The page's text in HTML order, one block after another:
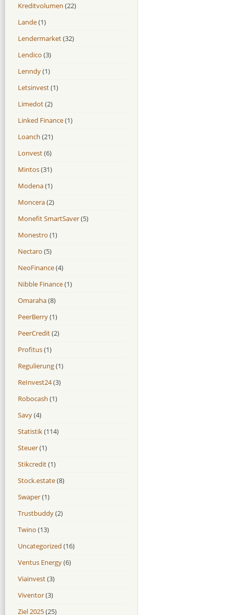
Kreditvolumen (22)
Lande(1)
Lendermarket(32)
Lendico (3)
Lenndy(1)
Letsinvest(1)
Limedot(2)
Linked Finance(1)
Loanch (21)
Lonvest(6)
Mintos(31)
Modena(1)
Moncera(2)
Monefit SmartSaver(5)
Monestro (1)
Nectaro (5)
NeoFinance(4)
Nibble Finance(1)
Omaraha(8)
PeerBerry(1)
PeerCredit(2)
Profitus(1)
Regulierung(1)
ReInvest24(3)
Robocash (1)
Savy(4)
Statistik(114)
Steuer(1)
Stikcredit(1)
Stock.estate(8)
Swaper(1)
Trustbuddy(2)
Twino (13)
Uncategorized (16)
Ventus Energy(6)
Viainvest(3)
Viventor(3)
Ziel 2025(25)